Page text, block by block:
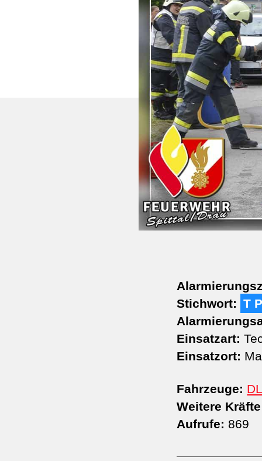
Stichwort: T
Einsatzart:
Einsatzort:
Fahrzeuge:
Weitere
Aufrufe: 869